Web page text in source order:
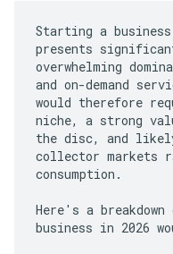
Starting a
presents
overwhelming
and on-demand
would therefore
niche, a strong
the disc, and
collector markets
consumption.
Here's a breakdown
business in 2026